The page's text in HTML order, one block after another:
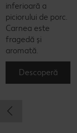
inferioară a
piciorului de porc.
Carnea este
fragedă și
aromată.
Descoperă